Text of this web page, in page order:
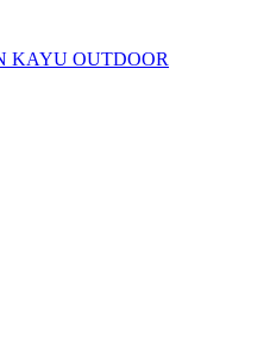
KAYU OUTDOOR